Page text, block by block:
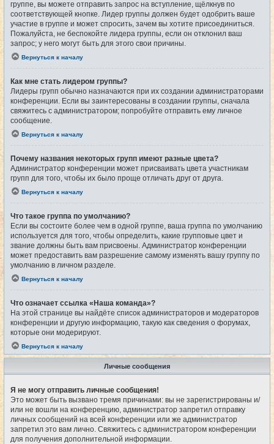
группе, вы можете отправить запрос на вступление, щёлкнув по
соответствующей кнопке. Лидер группы должен будет одобрить ваше
участие в группе и может спросить, зачем вы хотите присоединиться.
Пожалуйста, не беспокойте лидера группы, если он отклонил ваш
запрос; у него могут быть для этого свои причины.
Вернуться к началу
Как мне стать лидером группы?
Лидеры групп обычно назначаются при их создании администраторами
конференции. Если вы заинтересованы в создании группы, сначала
свяжитесь с администратором; попробуйте отправить ему личное
сообщение.
Вернуться к началу
Почему названия некоторых групп имеют разные цвета?
Администратор конференции может присваивать цвета участникам
групп для того, чтобы их было проще отличать друг от друга.
Вернуться к началу
Что такое группа по умолчанию?
Если вы состоите более чем в одной группе, ваша группа по умолчанию
используется для того, чтобы определить, какие групповые цвет и
звание должны быть вам присвоены. Администратор конференции
может предоставить вам разрешение самому изменять вашу группу по
умолчанию в личном разделе.
Вернуться к началу
Что означает ссылка «Наша команда»?
На этой странице вы найдёте список администраторов и модераторов
конференции и другую информацию, такую как сведения о форумах,
которые они модерируют.
Вернуться к началу
Личные сообщения
Я не могу отправить личные сообщения!
Это может быть вызвано тремя причинами: вы не зарегистрированы и/
или не вошли на конференцию, администратор запретил отправку
личных сообщений на всей конференции или же администратор
запретил это вам лично. Свяжитесь с администратором конференции
для получения дополнительной информации.